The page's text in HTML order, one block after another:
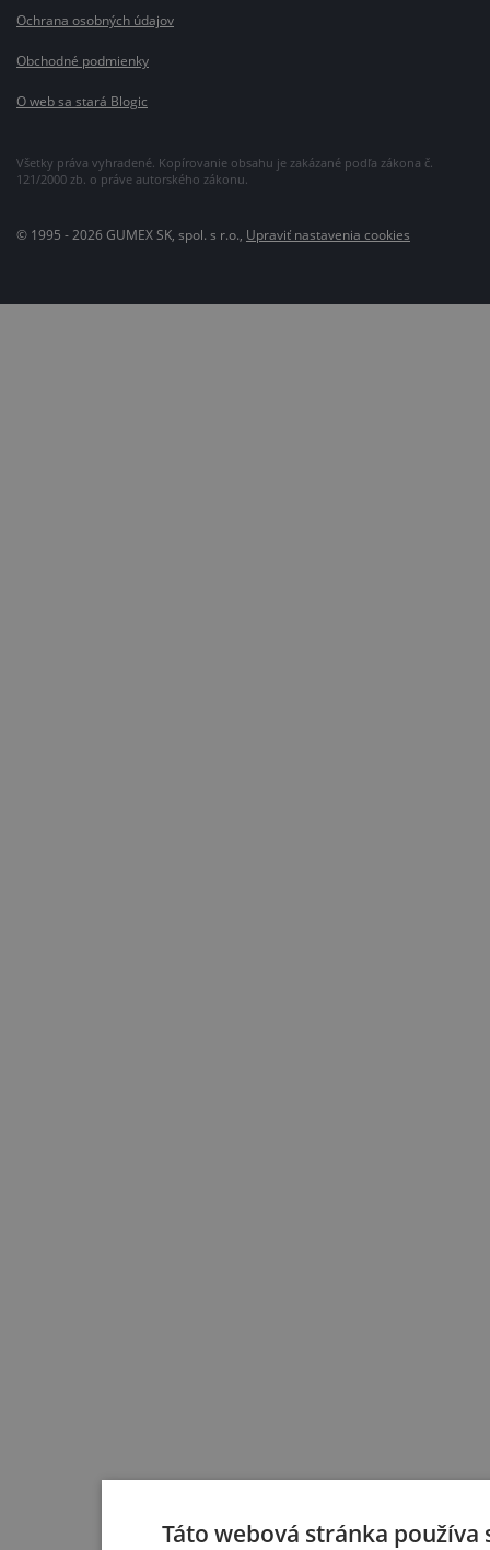
Všetky práva vyhradené. Kopírovanie obsahu je zakázané podľa zákona č.
121/2000 zb. o práve autorského zákonu.
Ochrana osobných údajov
Obchodné podmienky
O web sa stará Blogic
© 1995 - 2026 GUMEX SK, spol. s r.o., Upraviť nastavenia cookies
Táto webová stránka používa